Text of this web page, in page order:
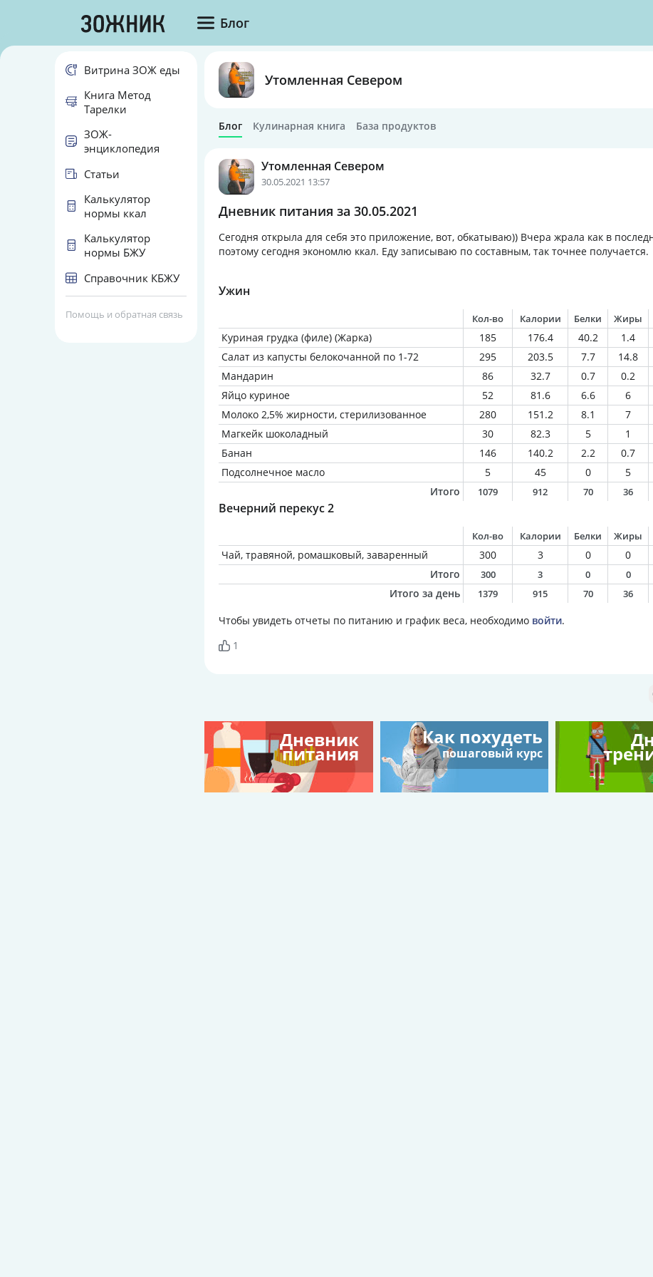
Блог
Утомленная Севером
Блог Кулинарная книга База продуктов
Утомленная Севером
30.05.2021 13:57
Дневник питания за 30.05.2021
Сегодня открыла для себя это приложение, вот, обкатываю)) Вчера жрала как в
поэтому сегодня экономлю ккал. Еду записываю по составным, так точнее получается.
Ужин
Кол-во Калории Белки Жиры
Куриная грудка (филе) (Жарка) 185 176.4 40.2 1.4
Салат из капусты белокочанной по 1-72
295 203.5 7.7 14.8
Мандарин
86 32.7 0.7 0.2
Яйцо куриное
52 81.6 6.6 6
Молоко 2,5% жирности, стерилизованное
280 151.2 8.1 7
Магкейк шоколадный
30 82.3 5 1
Банан
146 140.2 2.2 0.7
Подсолнечное масло
5 45 0 5
Итого
1079 912 70 36
Вечерний перекус 2
Кол-во Калории Белки Жиры
Чай, травяной, ромашковый, заваренный 300 3 0 0
Итого
300 3 0 0
Итого за день 1379 915 70 36
Чтобы увидеть отчеты по питанию и график веса, необходимо войти.
1
Дневник
питания
Как похудеть
пошаговый курс
Витрина ЗОЖ еды
Книга Метод
Тарелки
ЗОЖ-
энциклопедия
Статьи
Калькулятор
нормы ккал
Калькулятор
нормы БЖУ
Справочник КБЖУ
Помощь и обратная связь